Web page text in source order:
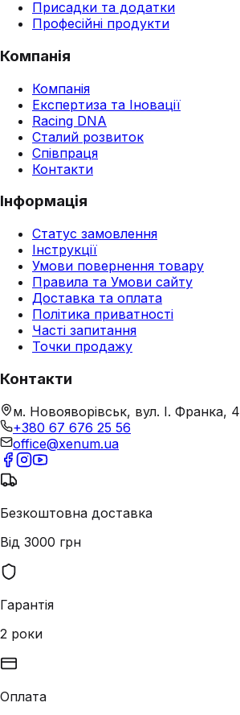
Присадки та додатки
Професійні продукти
Компанія
Компанія
Експертиза та Іновації
Racing DNA
Сталий розвиток
Співпраця
Контакти
Інформація
Статус замовлення
Інструкції
Умови повернення товару
Правила та Умови сайту
Доставка та оплата
Політика приватності
Часті запитання
Точки продажу
Контакти
м. Новояворівськ, вул. І. Франка, 4
+380 67 676 25 56
office@xenum.ua
Безкоштовна доставка
Від 3000 грн
Гарантія
2 роки
Оплата